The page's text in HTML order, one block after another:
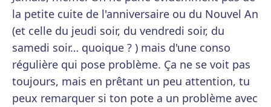
la petite cuite de l'anniversaire ou du Nouvel An
(et celle du jeudi soir, du vendredi soir, du
samedi soir… quoique ? ) mais d'une conso
régulière qui pose problème. Ça ne se voit pas
toujours, mais en prêtant un peu attention, tu
peux remarquer si ton pote a un problème avec